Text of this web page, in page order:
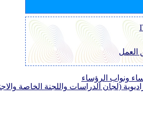
العمل
ونواب الرؤساء
(لجان الدراسات واللجنة الخاصة